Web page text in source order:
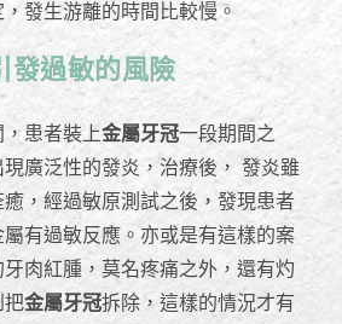
發生游離的時間比較慢。
發過敏的風險
患者裝上金屬牙冠一段期間之
廣泛性的發炎，治療後， 發炎雖
，經過敏原測試之後，發現患者
有過敏反應。亦或是有這樣的案
肉紅腫，莫名疼痛之外，還有灼
把金屬牙冠拆除，這樣的情況才有